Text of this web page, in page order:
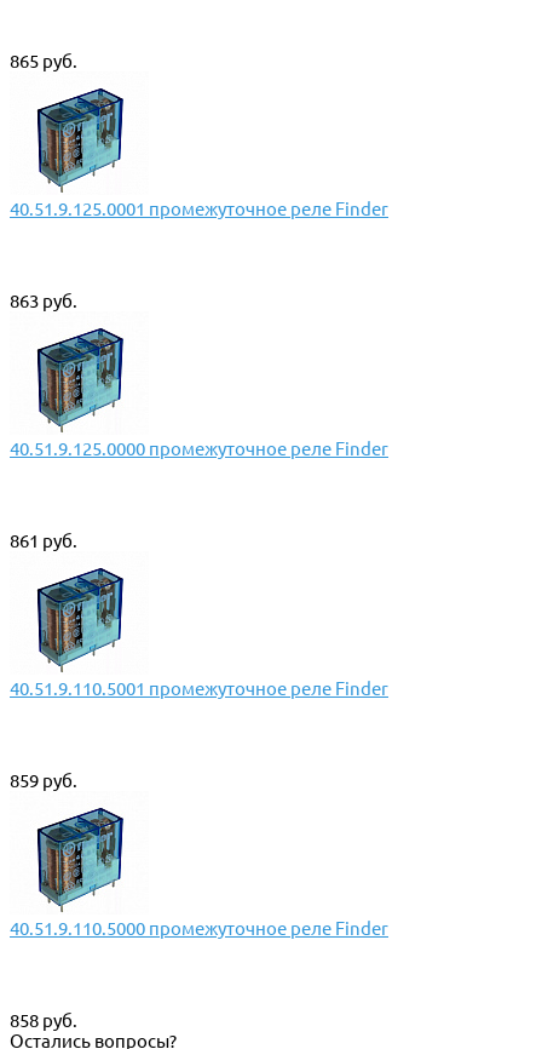
865 руб.
40.51.9.125.0001 промежуточное реле Finder
863 руб.
40.51.9.125.0000 промежуточное реле Finder
861 руб.
40.51.9.110.5001 промежуточное реле Finder
859 руб.
40.51.9.110.5000 промежуточное реле Finder
858 руб.
Остались вопросы?